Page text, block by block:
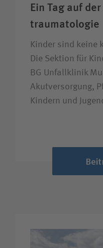
Ein Tag auf
trauma­tologie
Kinder sind keine
Die Sektion für
BG Unfallklinik
Akutversorgung,
Kindern und